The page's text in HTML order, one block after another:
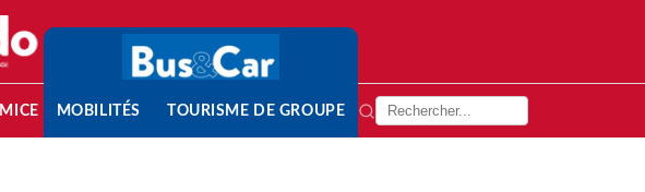
MICE MOBILITÉS TOURISME DE GROUPE